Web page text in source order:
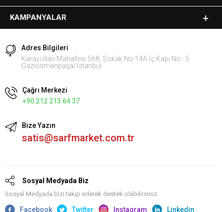
KAMPANYALAR
Adres Bilgileri
Karayolları Mahallesi 568. Sokak No:14A İç Kapı No : 5
Gaziosmanpaşa/İstanbul
Çağrı Merkezi
+90 212 213 64 37
Bize Yazın
satis@sarfmarket.com.tr
Sosyal Medyada Biz
Sosyal Medyada bizi takip ederek destek olabilirsiniz.
Facebook Twitter Instagram Linkedin